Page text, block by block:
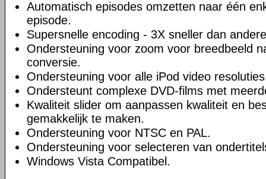
Automatisch episodes omzetten naar één
episode.
Supersnelle encoding - 3X sneller dan
Ondersteuning voor zoom voor breedbeeld
conversie.
Ondersteuning voor alle iPod video
Ondersteunt complexe DVD-films met
Kwaliteit slider om aanpassen kwaliteit en
gemakkelijk te maken.
Ondersteuning voor NTSC en PAL.
Ondersteuning voor selecteren van
Windows Vista Compatibel.